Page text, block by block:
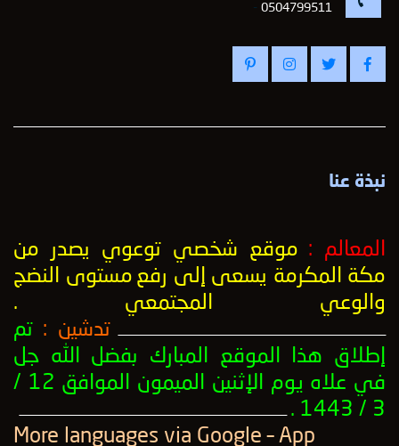
0504799511
-
نبذة عنا
المعالم : موقع شخصي توعوي يصدر من
مكة المكرمة يسعى إلى رفع مستوى النضج
والوعي المجتمعي .
ــــــــــــــــــــــــــــــــــــــــــــــــــــــــــــــــــــــــــــــــــــــــــــــــــــ تدشين : تم
إطلاق هذا الموقع المبارك بفضل الله جل
في علاه يوم الإثنين الميمون الموافق 12 /
3 / 1443 .
ــــــــــــــــــــــــــــــــــــــــــــــــــــــــــــــــــــــــــــــــــــــــــــــــــــ